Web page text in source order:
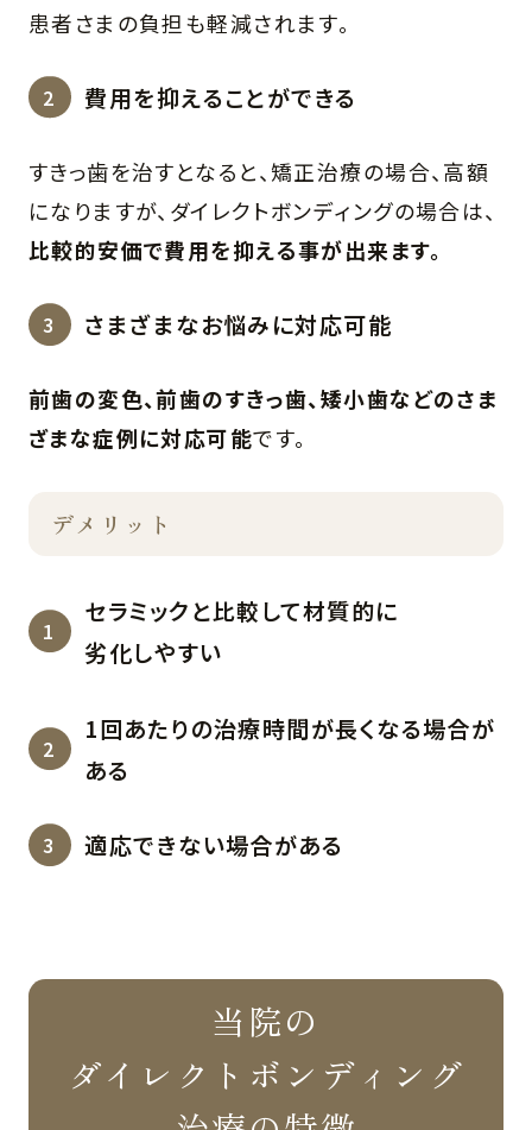
患者さまの負担も軽減されます。
費用を抑えることができる
すきっ歯を治すとなると、矯正治療の場合、高額
になりますが、ダイレクトボンディングの場合は、
比較的安価で費用を抑える事が出来ます。
さまざまなお悩みに対応可能
前歯の変色、前歯のすきっ歯、矮小歯などのさま
ざまな症例に対応可能です。
デメリット
セラミックと比較して材質的に
劣化しやすい
1回あたりの治療時間が長くなる場合が
ある
適応できない場合がある
当院の
ダイレクトボンディング